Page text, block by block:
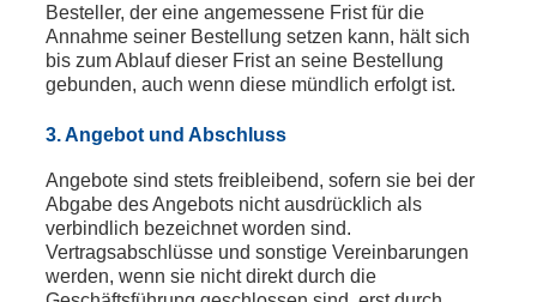
Besteller, der eine angemessene Frist für die
Annahme seiner Bestellung setzen kann, hält sich
bis zum Ablauf dieser Frist an seine Bestellung
gebunden, auch wenn diese mündlich erfolgt ist.
3. Angebot und Abschluss
Angebote sind stets freibleibend, sofern sie bei der
Abgabe des Angebots nicht ausdrücklich als
verbindlich bezeichnet worden sind.
Vertragsabschlüsse und sonstige Vereinbarungen
werden, wenn sie nicht direkt durch die